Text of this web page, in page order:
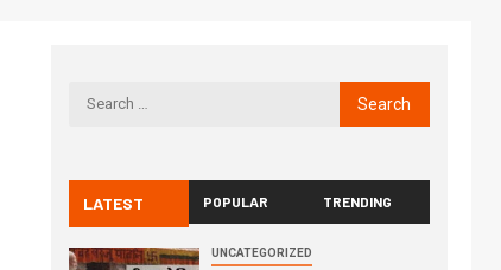
LATEST POPULAR TRENDING
UNCATEGORIZED